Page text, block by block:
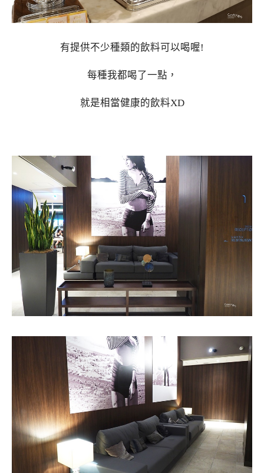
有提供不少種類的飲料可以喝喔!
每種我都喝了一點，
就是相當健康的飲料XD